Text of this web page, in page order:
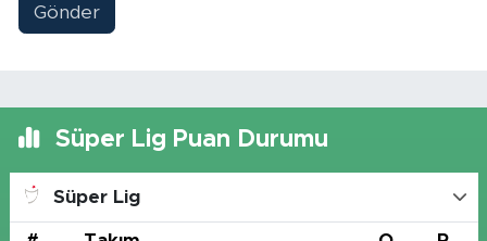
Gönder
Süper Lig Puan Durumu
Süper Lig